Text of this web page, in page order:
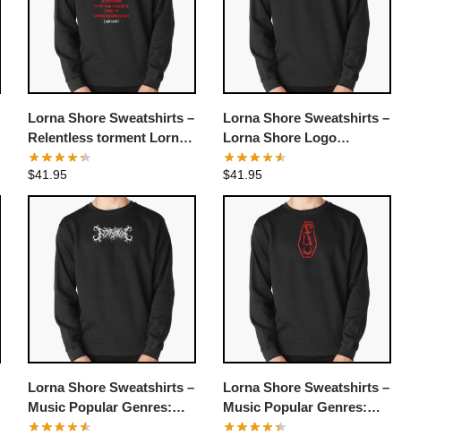
Lorna Shore Sweatshirts –
Relentless torment Lorna
Shore Pullover Sweatshirt
$41.95
Lorna Shore Sweatshirts –
Lorna Shore Logo
Pullover Sweatshirt
$41.95
Lorna Shore Sweatshirts –
Music Popular Genres:
Deathcore Pullover
Lorna Shore Sweatshirts –
Music Popular Genres:
Deathcore Pullover